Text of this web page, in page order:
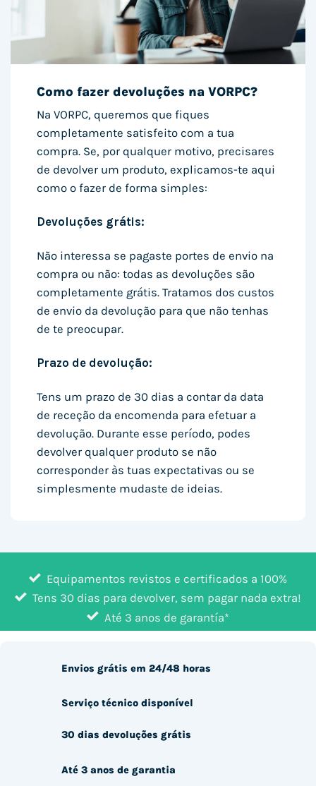
Como fazer devoluções na VORPC?
Na VORPC, queremos que fiques
completamente satisfeito com a tua
compra. Se, por qualquer motivo, precisares
de devolver um produto, explicamos-te aqui
como o fazer de forma simples:
Devoluções grátis:
Não interessa se pagaste portes de envio na
compra ou não: todas as devoluções são
completamente grátis. Tratamos dos custos
de envio da devolução para que não tenhas
de te preocupar.
Prazo de devolução:
Tens um prazo de 30 dias a contar da data
de receção da encomenda para efetuar a
devolução. Durante esse período, podes
devolver qualquer produto se não
corresponder às tuas expectativas ou se
simplesmente mudaste de ideias.
Equipamentos revistos e certificados a 100%
Tens 30 dias para devolver, sem pagar nada extra!
Até 3 anos de garantía*
Envios grátis em 24/48 horas
Serviço técnico disponível
30 dias devoluções grátis
Até 3 anos de garantia